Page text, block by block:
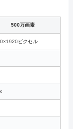
500万画素
ピクセル